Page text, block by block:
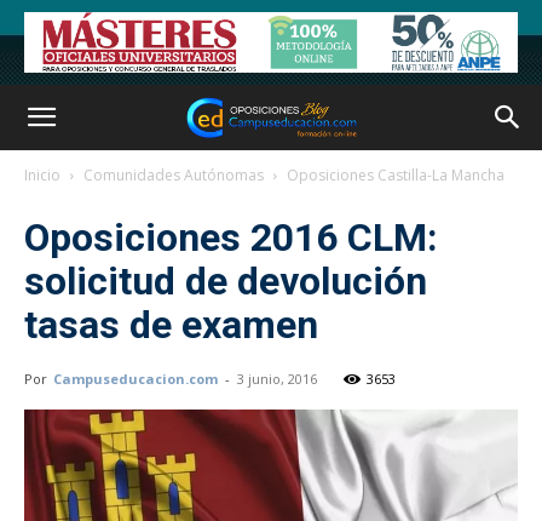
Inicio Comunidades Autónomas Oposiciones Castilla-La Mancha
Oposiciones 2016 CLM:
solicitud de devolución
tasas de examen
Por Campuseducacion.com - 3 junio, 2016 3653